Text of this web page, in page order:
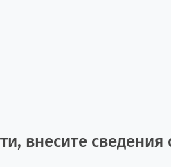
внесите сведения